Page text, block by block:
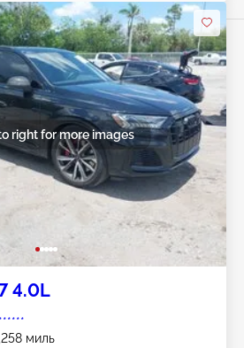
right for more images
4.0L
миль